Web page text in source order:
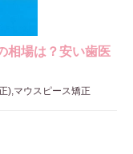
相場は？安い歯医
),マウスピース矯正